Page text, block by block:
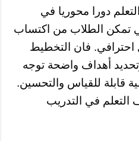
دورا محوريا في
تمكن الطلاب من اكتساب
احترافي. فان التخطيط
أهداف واضحة توجه
قابلة للقياس والتحسين.
التعلم في التدريب